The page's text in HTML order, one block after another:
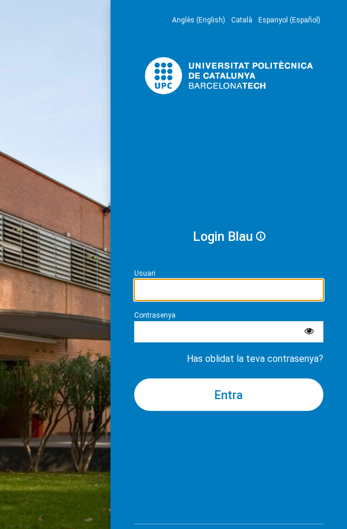
Anglès (English) Català Espanyol (Español)
Login Blau
Usuari
Contrasenya
Has oblidat la teva contrasenya?